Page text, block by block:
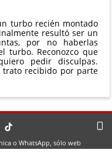
turbo recién montado
resultó ser un
por no haberlas
turbo. Reconozco que
pedir disculpas.
trato recibido por parte
o WhatsApp, sólo web